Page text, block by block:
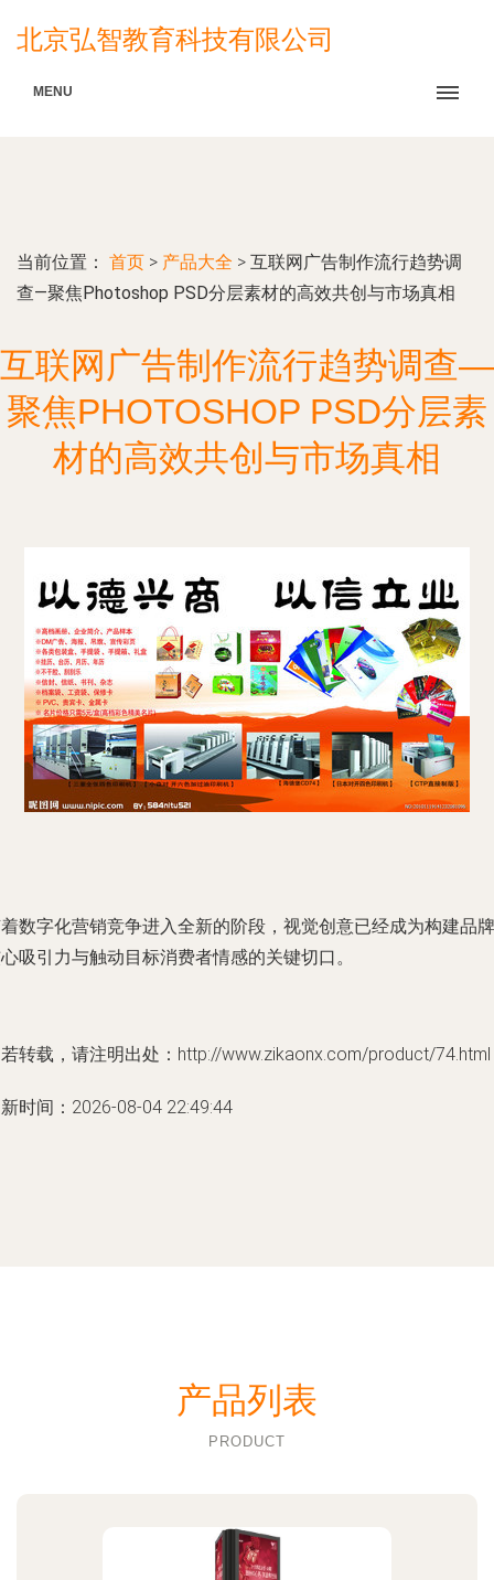
北京弘智教育科技有限公司
MENU
当前位置： 首页 > 产品大全 > 互联网广告制作流行趋势调
查—聚焦Photoshop PSD分层素材的高效共创与市场真相
互联网广告制作流行趋势调查—
聚焦PHOTOSHOP PSD分层素
材的高效共创与市场真相
数字化营销竞争进入全新的阶段，视觉创意已经成为构建品牌
吸引力与触动目标消费者情感的关键切口。
转载，请注明出处：http://www.zikaonx.com/product/74.html
时间：2026-08-04 22:49:44
产品列表
PRODUCT